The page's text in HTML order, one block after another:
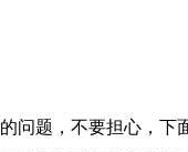
问题，不要担心，下